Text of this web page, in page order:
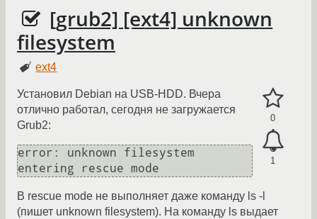
[grub2] [ext4] unknown
filesystem
ext4
0
1
Установил Debian на USB-HDD. Вчера
отлично работал, сегодня не загружается
Grub2:
error: unknown filesystem
entering rescue mode
В rescue mode не выполняет даже команду ls -l
(пишет unknown filesystem). На команду ls выдает